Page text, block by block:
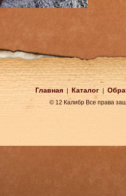
Главная Каталог
© 12 Калибр Все права